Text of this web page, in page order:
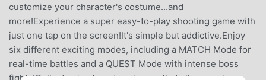
customize your character's costume...and
more!Experience a super easy-to-play shooting game with
just one tap on the screen!It's simple but addictive.Enjoy
six different exciting modes, including a MATCH Mode for
real-time battles and a QUEST Mode with intense boss